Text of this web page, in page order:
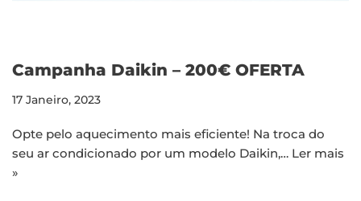
Campanha Daikin – 200€ OFERTA
17 Janeiro, 2023
Opte pelo aquecimento mais eficiente! Na troca do
seu ar condicionado por um modelo Daikin,… Ler mais
»